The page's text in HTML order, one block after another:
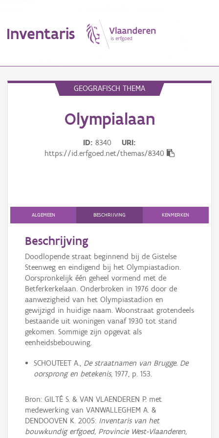
Inventaris
Persoon of collectief
Downloads
Hergebruik
Aanmelden
GEOGRAFISCH THEMA
Olympialaan
ID 8340
URI
https://id.erfgoed.net/themas/8340
ALGEMEEN BESCHRIJVING KENMERKEN
Beschrijving
Doodlopende straat beginnend bij de Gistelse
Steenweg en eindigend bij het Olympiastadion.
Oorspronkelijk één geheel vormend met de
Betferkerkelaan. Onderbroken in 1976 door de
aanwezigheid van het Olympiastadion en
gewijzigd in huidige naam. Woonstraat grotendeels
bestaande uit woningen vanaf 1930 tot stand
gekomen. Sommige zijn opgevat als
eenheidsbebouwing.
SCHOUTEET A., De straatnamen van Brugge. De
oorsprong en betekenis, 1977, p. 153.
Bron: GILTÉ S. & VAN VLAENDEREN P. met
medewerking van VANWALLEGHEM A. &
DENDOOVEN K. 2005: Inventaris van het
bouwkundig erfgoed, Provincie West-Vlaanderen,